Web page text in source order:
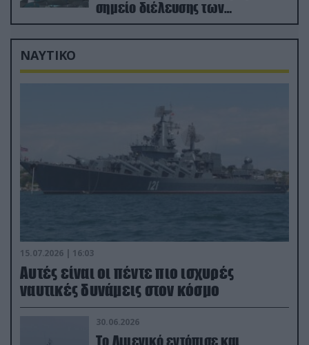
σημείο διέλευσης των
ουκρανικών δυνάμεων στην
Ζαπορίζια
ΝΑΥΤΙΚΟ
15.07.2026 | 16:03
Aυτές είναι οι πέντε πιο ισχυρές
ναυτικές δυνάμεις στον κόσμο
30.06.2026
Το Λιμενικό εντόπισε και